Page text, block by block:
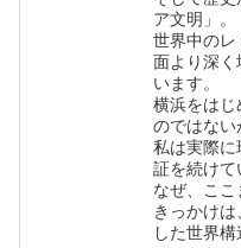
ア文明」。
世界中のレ
面より深く
います。
横浜をはじ
のではない
私は実際に
証を続けて
なぜ、こ
きっかけ
した世界構